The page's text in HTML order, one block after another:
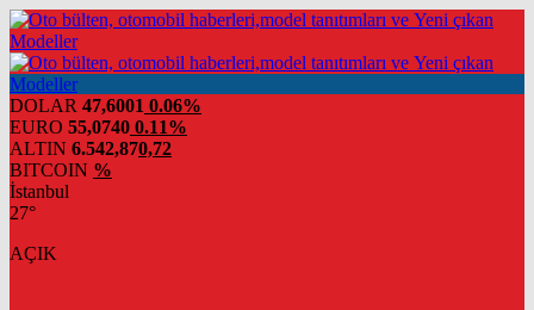
DOLAR 47,6001 0.06%
EURO 55,0740 0.11%
ALTIN 6.542,870,72
BITCOIN %
İstanbul
27°
AÇIK